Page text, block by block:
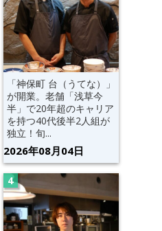
「神保町 台（うてな）」
が開業。老舗「浅草今
半」で20年超のキャリア
を持つ40代後半2人組が
独立！旬...
2026年08月04日